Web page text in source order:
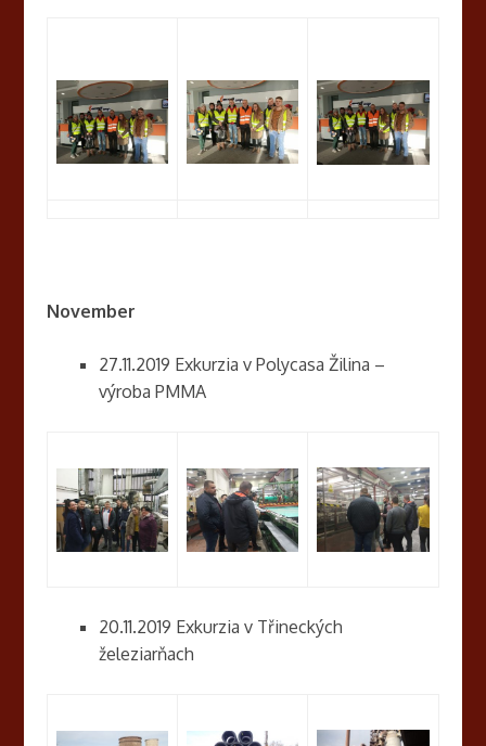
November
27.11.2019 Exkurzia v Polycasa Žilina –
výroba PMMA
20.11.2019 Exkurzia v Třineckých
železiarňach